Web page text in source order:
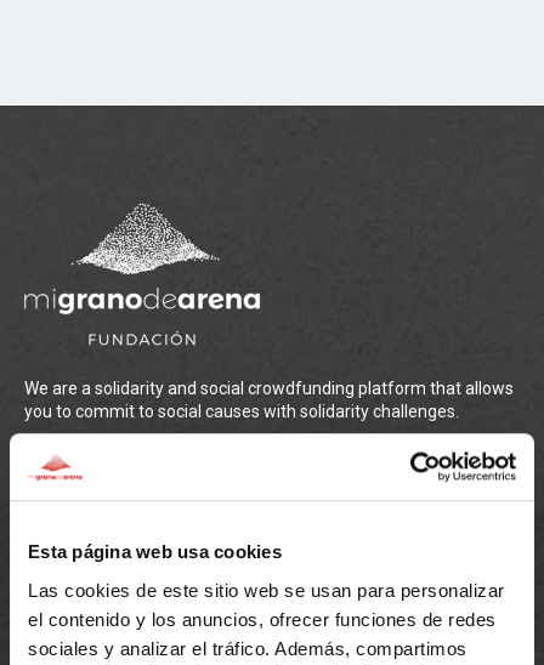
Esta página web usa cookies
Las cookies de este sitio web se usan para personalizar
el contenido y los anuncios, ofrecer funciones de redes
sociales y analizar el tráfico. Además, compartimos
We are a solidarity and social crowdfunding platform that allows
you to commit to social causes with solidarity challenges.